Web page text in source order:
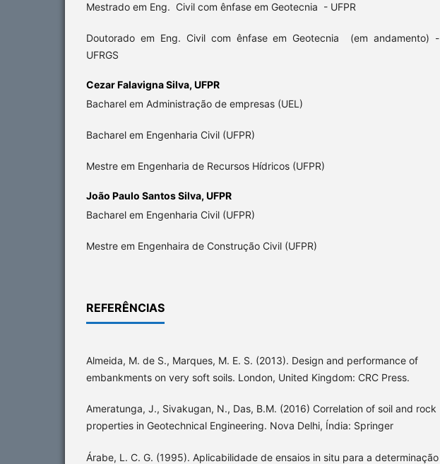
Mestrado em Eng. Civil com ênfase em Geotecnia - UFPR
Doutorado em Eng. Civil com ênfase em Geotecnia (em andamento) -
UFRGS
Cezar Falavigna Silva, UFPR
Bacharel em Administração de empresas (UEL)
Bacharel em Engenharia Civil (UFPR)
Mestre em Engenharia de Recursos Hídricos (UFPR)
João Paulo Santos Silva, UFPR
Bacharel em Engenharia Civil (UFPR)
Mestre em Engenhaira de Construção Civil (UFPR)
REFERÊNCIAS
Almeida, M. de S., Marques, M. E. S. (2013). Design and performance of
embankments on very soft soils. London, United Kingdom: CRC Press.
Ameratunga, J., Sivakugan, N., Das, B.M. (2016) Correlation of soil and rock
properties in Geotechnical Engineering. Nova Delhi, Índia: Springer
Árabe, L. C. G. (1995). Aplicabilidade de ensaios in situ para a determinação